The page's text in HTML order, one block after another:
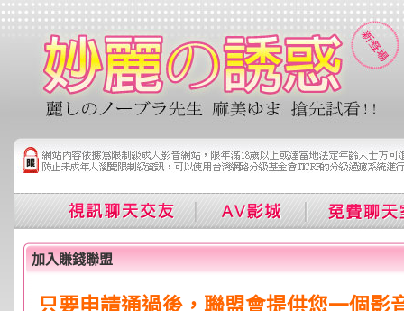
加入賺錢聯盟
只要申請通過後，聯盟會提供您一個影